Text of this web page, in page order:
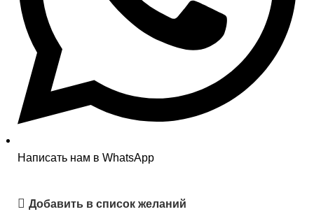
Написать нам в WhatsApp
Добавить в список желаний